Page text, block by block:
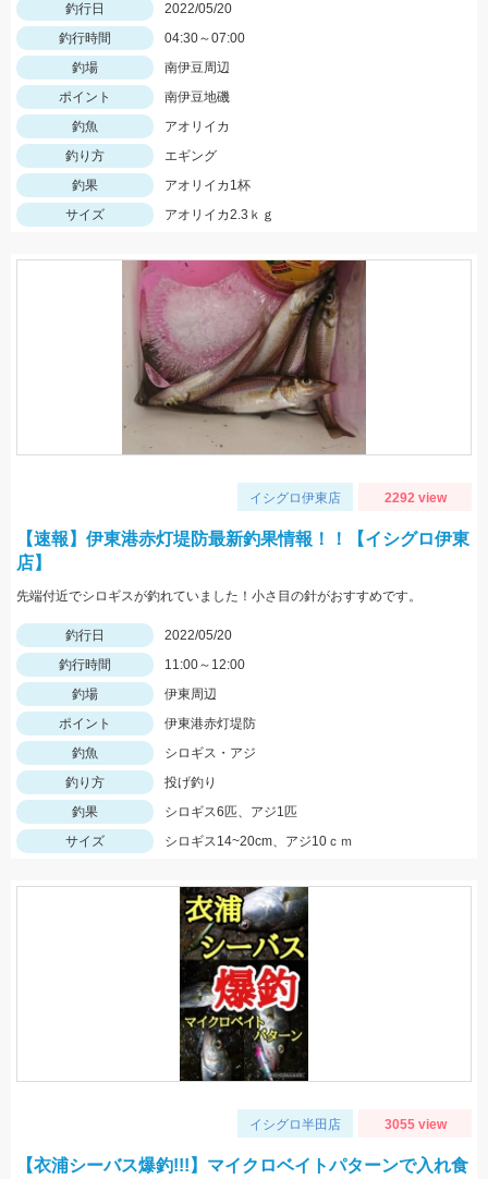
釣行日
2022/05/20
釣行時間
04:30～07:00
釣場
南伊豆周辺
ポイント
南伊豆地磯
釣魚
アオリイカ
釣り方
エギング
釣果
アオリイカ1杯
サイズ
アオリイカ2.3ｋｇ
イシグロ伊東店 2292 view
【速報】伊東港赤灯堤防最新釣果情報！！【イシグロ伊東
店】
先端付近でシロギスが釣れていました！小さ目の針がおすすめです。
釣行日
2022/05/20
釣行時間
11:00～12:00
釣場
伊東周辺
ポイント
伊東港赤灯堤防
釣魚
シロギス・アジ
釣り方
投げ釣り
釣果
シロギス6匹、アジ1匹
サイズ
シロギス14~20cm、アジ10ｃｍ
イシグロ半田店 3055 view
【衣浦シーバス爆釣!!!】マイクロベイトパターンで入れ食